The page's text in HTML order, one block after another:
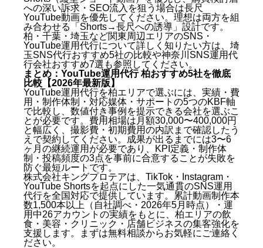
への深い訴求・SEO流入を狙う場合は長尺
YouTube動画を優先してください。理想は両方を組
み合わせる「Shorts→長尺への誘導」設計です。
柏・千葉・埼玉など関東周辺エリアのSNS・
YouTube運用代行について詳しく知りたい方は、 埼
玉SNS代行おすすめ5社の比較や神奈川SNS運用代
行会社おすすめ7選 も参照してください。
まとめ：YouTube運用代行 柏おすすめ5社を徹底
比較【2026年最新版】
YouTube運用代行を柏エリアで選ぶには、実績・費
用・制作体制・対応媒体・サポートの5つのKBF軸
で比較し、数値付き事例を提示できる会社を選ぶこ
とが必要です。費用相場は月額30,000〜400,000円
と幅広く、撮影費・初期費用の内訳まで確認したう
えで契約してください。成果が出るまでには3〜6
ヶ月の継続運用が必要であり、KPI定義・制作体
制・投稿頻度の3点を事前に合意することが失敗を
防ぐ最短ルートです。
株式会社キングプロテアは、TikTok・Instagram・
YouTube Shortsを起点にした一気通貫のSNS運用
代行を全国対応で提供しています。累計動画制作本
数1,500本以上（自社調べ・2026年5月時点）・運
用中26アカウントの実績をもとに、柏エリアの飲
食・美容・クリニック・店舗ビジネスの集客強化を
支援します。まずは無料相談からお気軽にご連絡く
ださい。